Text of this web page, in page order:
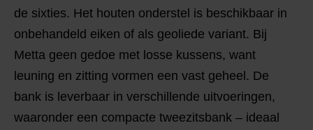
de sixties. Het houten onderstel is beschikbaar in
onbehandeld eiken of als geoliede variant. Bij
Metta geen gedoe met losse kussens, want
leuning en zitting vormen een vast geheel. De
bank is leverbaar in verschillende uitvoeringen,
waaronder een compacte tweezitsbank – ideaal